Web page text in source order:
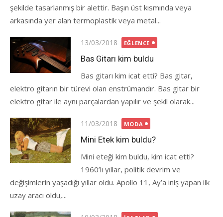
şekilde tasarlanmış bir alettir. Başın üst kısmında veya
arkasında yer alan termoplastik veya metal...
Posted
on
13/03/2018 EĞLENCE
Bas Gitarı kim buldu
Bas gitarı kim icat etti? Bas gitar,
elektro gitarın bir türevi olan enstrümandır. Bas gitar bir
elektro gitar ile aynı parçalardan yapılır ve şekil olarak...
Posted
on
11/03/2018 MODA
Mini Etek kim buldu?
Mini eteği kim buldu, kim icat etti?
1960’lı yıllar, politik devrim ve
değişimlerin yaşadığı yıllar oldu. Apollo 11, Ay’a iniş yapan ilk
uzay aracı oldu,...